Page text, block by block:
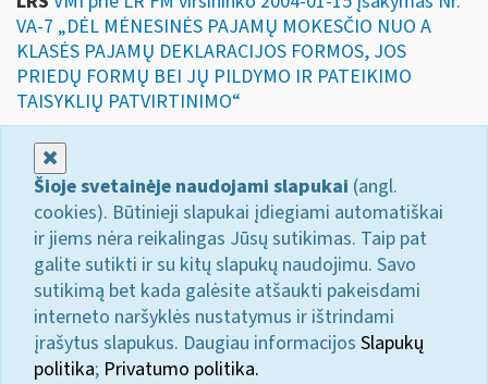
VA-7 „DĖL MĖNESINĖS PAJAMŲ MOKESČIO NUO A
KLASĖS PAJAMŲ DEKLARACIJOS FORMOS, JOS
PRIEDŲ FORMŲ BEI JŲ PILDYMO IR PATEIKIMO
TAISYKLIŲ PATVIRTINIMO“
Šioje svetainėje naudojami slapukai (angl.
cookies). Būtinieji slapukai įdiegiami automatiškai
ir jiems nėra reikalingas Jūsų sutikimas. Taip pat
galite sutikti ir su kitų slapukų naudojimu. Savo
sutikimą bet kada galėsite atšaukti pakeisdami
interneto naršyklės nustatymus ir ištrindami
įrašytus slapukus. Daugiau informacijos Slapukų
politika; Privatumo politika.